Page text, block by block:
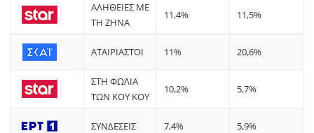
ΑΛΗΘΕΙΕΣ ΜΕ
ΤΗ ΖΗΝΑ
11,4% 11,5%
ΑΤΑΙΡΙΑΣΤΟΙ 11% 20,6%
ΣΤΗ ΦΩΛΙΑ
ΤΩΝ ΚΟΥ ΚΟΥ
10,2% 5,7%
ΣΥΝΔΕΣΕΙΣ 7,4% 5,9%